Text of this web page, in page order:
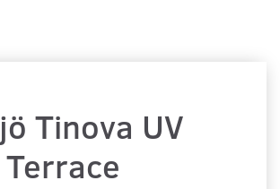
Tinova UV